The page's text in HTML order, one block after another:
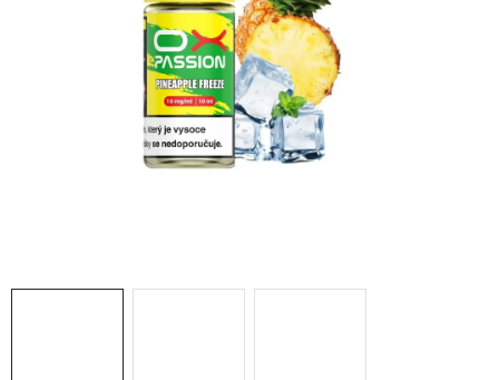
PŘÍSLUŠENSTVÍ A OSTATNÍ
O e-shopu
Obchodní podmínky
Ochrana osobních údajů